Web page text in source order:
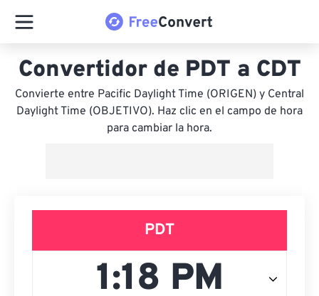
Convertidor de PDT a CDT
Convierte entre Pacific Daylight Time (ORIGEN) y Central
Daylight Time (OBJETIVO). Haz clic en el campo de hora
para cambiar la hora.
PDT